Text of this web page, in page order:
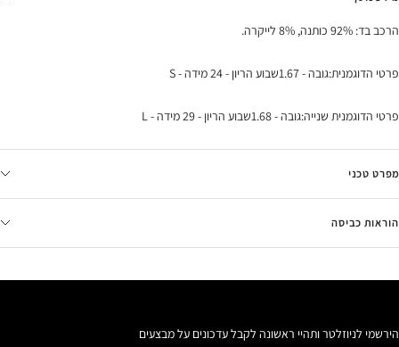
הרכב בד: 92% כותנה, 8% לייקרה.
פרטי הדוגמנית:גובה - 1.67שבוע הריון - 24 מידה - S
פרטי הדוגמנית שנייה:גובה - 1.68שבוע הריון - 29 מידה - L
מפרט טכני
הוראות כביסה
הירשמי לניוזלטר ותהיי ראשונה לקבל עדכונים על מבצעים